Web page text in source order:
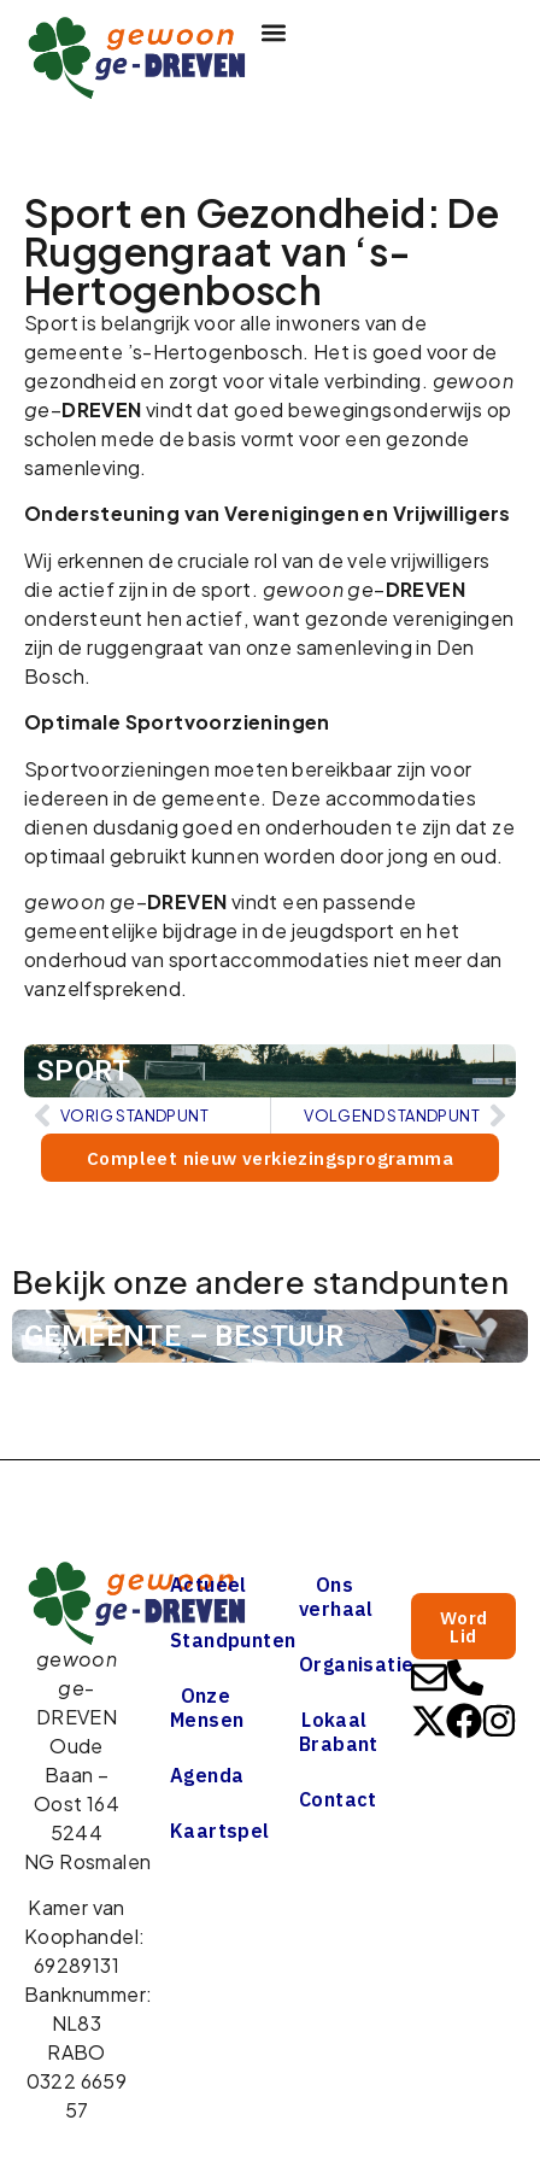
Sport en Gezondheid: De
Ruggengraat van ‘s-
Hertogenbosch
Sport is belangrijk voor alle inwoners van de
gemeente ’s-Hertogenbosch. Het is goed voor de
gezondheid en zorgt voor vitale verbinding. gewoon
ge–DREVENvindt dat goed bewegingsonderwijs op
scholen mede de basis vormt voor een gezonde
samenleving.
Ondersteuning van Verenigingen en Vrijwilligers
Wij erkennen de cruciale rol van de vele vrijwilligers
die actief zijn in de sport. gewoon ge–DREVEN
ondersteunt hen actief, want gezonde verenigingen
zijn de ruggengraat van onze samenleving in Den
Bosch.
Optimale Sportvoorzieningen
Sportvoorzieningen moeten bereikbaar zijn voor
iedereen in de gemeente. Deze accommodaties
dienen dusdanig goed en onderhouden te zijn dat ze
optimaal gebruikt kunnen worden door jong en oud.
gewoon ge–DREVENvindt een passende
gemeentelijke bijdrage in de jeugdsport en het
onderhoud van sportaccommodaties niet meer dan
vanzelfsprekend.
SPORT
VORIG STANDPUNT VOLGEND STANDPUNT
Compleet nieuw verkiezingsprogramma
Bekijk onze andere standpunten
GEMEENTE – BESTUUR
gewoon
ge-
DREVEN
Oude
Baan –
Oost 164
5244
NG Rosmalen
Kamer van
Koophandel:
69289131
Banknummer:
NL83
RABO
0322 6659
57
Actueel
Standpunten
Onze
Mensen
Agenda
Kaartspel
Ons
verhaal
Organisatie
Lokaal
Brabant
Contact
Word
Lid